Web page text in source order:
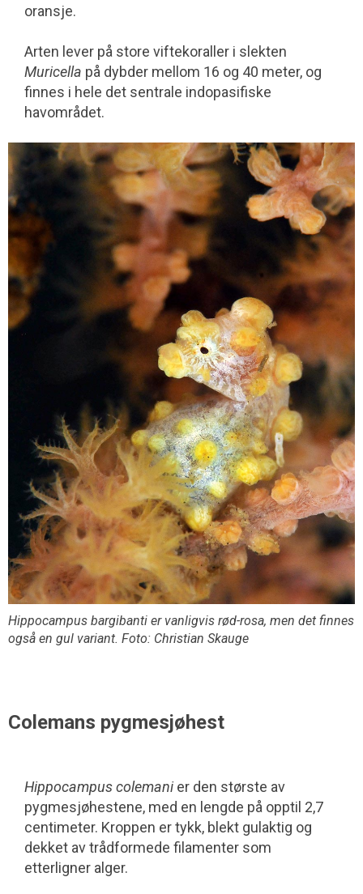
oransje.
Arten lever på store viftekoraller i slekten
Muricella på dybder mellom 16 og 40 meter, og
finnes i hele det sentrale indopasifiske
havområdet.
Hippocampus bargibanti er vanligvis rød-rosa, men det finnes
også en gul variant. Foto: Christian Skauge
Colemans pygmesjøhest
Hippocampus colemanier den største av
pygmesjøhestene, med en lengde på opptil 2,7
centimeter. Kroppen er tykk, blekt gulaktig og
dekket av trådformede filamenter som
etterligner alger.